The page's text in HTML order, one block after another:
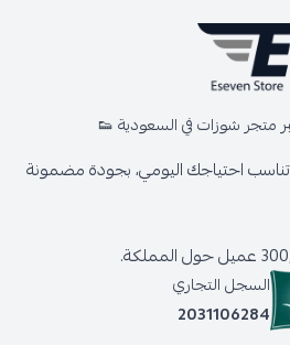
متجر شوزات في السعودية 👟
احتياجك اليومي، بجودة مضمونة
السجل التجاري
2031106284